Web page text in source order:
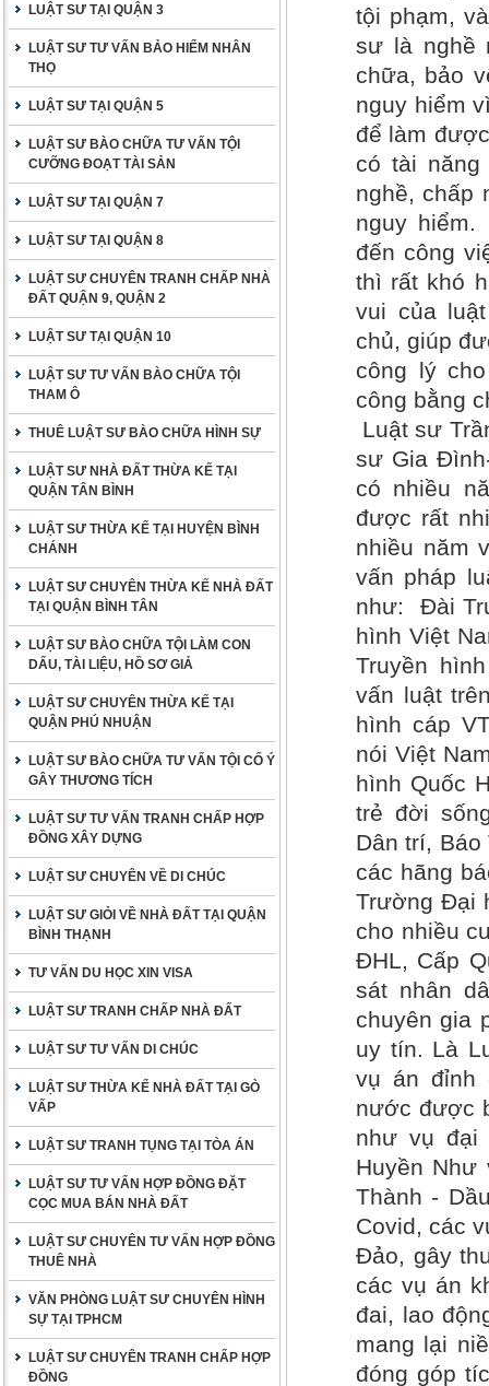
LUẬT SƯ TẠI QUẬN 3
LUẬT SƯ TƯ VẤN BẢO HIỂM NHÂN
THỌ
LUẬT SƯ TẠI QUẬN 5
LUẬT SƯ BÀO CHỮA TƯ VẤN TỘI
CƯỠNG ĐOẠT TÀI SẢN
LUẬT SƯ TẠI QUẬN 7
LUẬT SƯ TẠI QUẬN 8
LUẬT SƯ CHUYÊN TRANH CHẤP NHÀ
ĐẤT QUẬN 9, QUẬN 2
LUẬT SƯ TẠI QUẬN 10
LUẬT SƯ TƯ VẤN BÀO CHỮA TỘI
THAM Ô
THUÊ LUẬT SƯ BÀO CHỮA HÌNH SỰ
LUẬT SƯ NHÀ ĐẤT THỪA KẾ TẠI
QUẬN TÂN BÌNH
LUẬT SƯ THỪA KẾ TẠI HUYỆN BÌNH
CHÁNH
LUẬT SƯ CHUYÊN THỪA KẾ NHÀ ĐẤT
TẠI QUẬN BÌNH TÂN
LUẬT SƯ BÀO CHỮA TỘI LÀM CON
DẤU, TÀI LIỆU, HỒ SƠ GIẢ
LUẬT SƯ CHUYÊN THỪA KẾ TẠI
QUẬN PHÚ NHUẬN
LUẬT SƯ BÀO CHỮA TƯ VẤN TỘI CỐ Ý
GÂY THƯƠNG TÍCH
LUẬT SƯ TƯ VẤN TRANH CHẤP HỢP
ĐỒNG XÂY DỰNG
LUẬT SƯ CHUYÊN VỀ DI CHÚC
LUẬT SƯ GIỎI VỀ NHÀ ĐẤT TẠI QUẬN
BÌNH THẠNH
TƯ VẤN DU HỌC XIN VISA
LUẬT SƯ TRANH CHẤP NHÀ ĐẤT
LUẬT SƯ TƯ VẤN DI CHÚC
LUẬT SƯ THỪA KẾ NHÀ ĐẤT TẠI GÒ
VẤP
LUẬT SƯ TRANH TỤNG TẠI TÒA ÁN
LUẬT SƯ TƯ VẤN HỢP ĐỒNG ĐẶT
CỌC MUA BÁN NHÀ ĐẤT
LUẬT SƯ CHUYÊN TƯ VẤN HỢP ĐỒNG
THUÊ NHÀ
VĂN PHÒNG LUẬT SƯ CHUYÊN HÌNH
SỰ TẠI TPHCM
LUẬT SƯ CHUYÊN TRANH CHẤP HỢP
ĐỒNG
tội phạm,
sư là nghề
chữa, bảo
nguy hiểm
để làm
có tài năng
nghề, chấp
nguy
đến công
thì rất khó
vui của
chủ, giúp
công lý
công bằng
Luật sư
sư Gia
có nhiều
được rất
nhiều năm
vấn pháp
như: Đài
hình Việt
Truyền
vấn luật
hình cáp
nói Việt
hình Quốc
trẻ đời
Dân trí,
các hãng
Trường Đại
cho nhiều
ĐHL, Cấp
sát nhân
chuyên gia
uy tín. Là
vụ án đỉnh
nước được
như vụ đại
Huyền Như
Thành -
Covid, các
Đảo, gây
các vụ án
đai, lao
mang lại
đóng góp